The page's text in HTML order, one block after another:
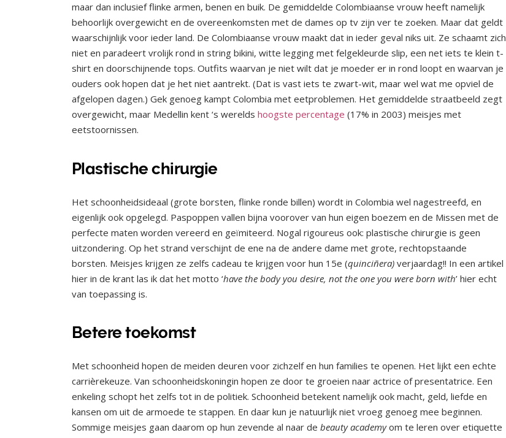
maar dan inclusief flinke armen, benen en buik. De gemiddelde Colombiaanse vrouw heeft namelijk
behoorlijk overgewicht en de overeenkomsten met de dames op tv zijn ver te zoeken. Maar dat geldt
waarschijnlijk voor ieder land. De Colombiaanse vrouw maakt dat in ieder geval niks uit. Ze schaamt zich
niet en paradeert vrolijk rond in string bikini, witte legging met felgekleurde slip, een net iets te klein t-
shirt en doorschijnende tops. Outfits waarvan je niet wilt dat je moeder er in rond loopt en waarvan je
ouders ook hopen dat je het niet aantrekt. (Dat is vast iets te zwart-wit, maar wel wat me opviel de
afgelopen dagen.) Gek genoeg kampt Colombia met eetproblemen. Het gemiddelde straatbeeld zegt
overgewicht, maar Medellin kent ‘s werelds hoogste percentage (17% in 2003) meisjes met
eetstoornissen.
Plastische chirurgie
Het schoonheidsideaal (grote borsten, flinke ronde billen) wordt in Colombia wel nagestreefd, en
eigenlijk ook opgelegd. Paspoppen vallen bijna voorover van hun eigen boezem en de Missen met de
perfecte maten worden vereerd en geïmiteerd. Nogal rigoureus ook: plastische chirurgie is geen
uitzondering. Op het strand verschijnt de ene na de andere dame met grote, rechtopstaande
borsten. Meisjes krijgen ze zelfs cadeau te krijgen voor hun 15e (quinciñera) verjaardag!! In een artikel
hier in de krant las ik dat het motto ‘have the body you desire, not the one you were born with’ hier echt
van toepassing is.
Betere toekomst
Met schoonheid hopen de meiden deuren voor zichzelf en hun families te openen. Het lijkt een echte
carrièrekeuze. Van schoonheidskoningin hopen ze door te groeien naar actrice of presentatrice. Een
enkeling schopt het zelfs tot in de politiek. Schoonheid betekent namelijk ook macht, geld, liefde en
kansen om uit de armoede te stappen. En daar kun je natuurlijk niet vroeg genoeg mee beginnen.
Sommige meisjes gaan daarom op hun zevende al naar de beauty academyom te leren over etiquette